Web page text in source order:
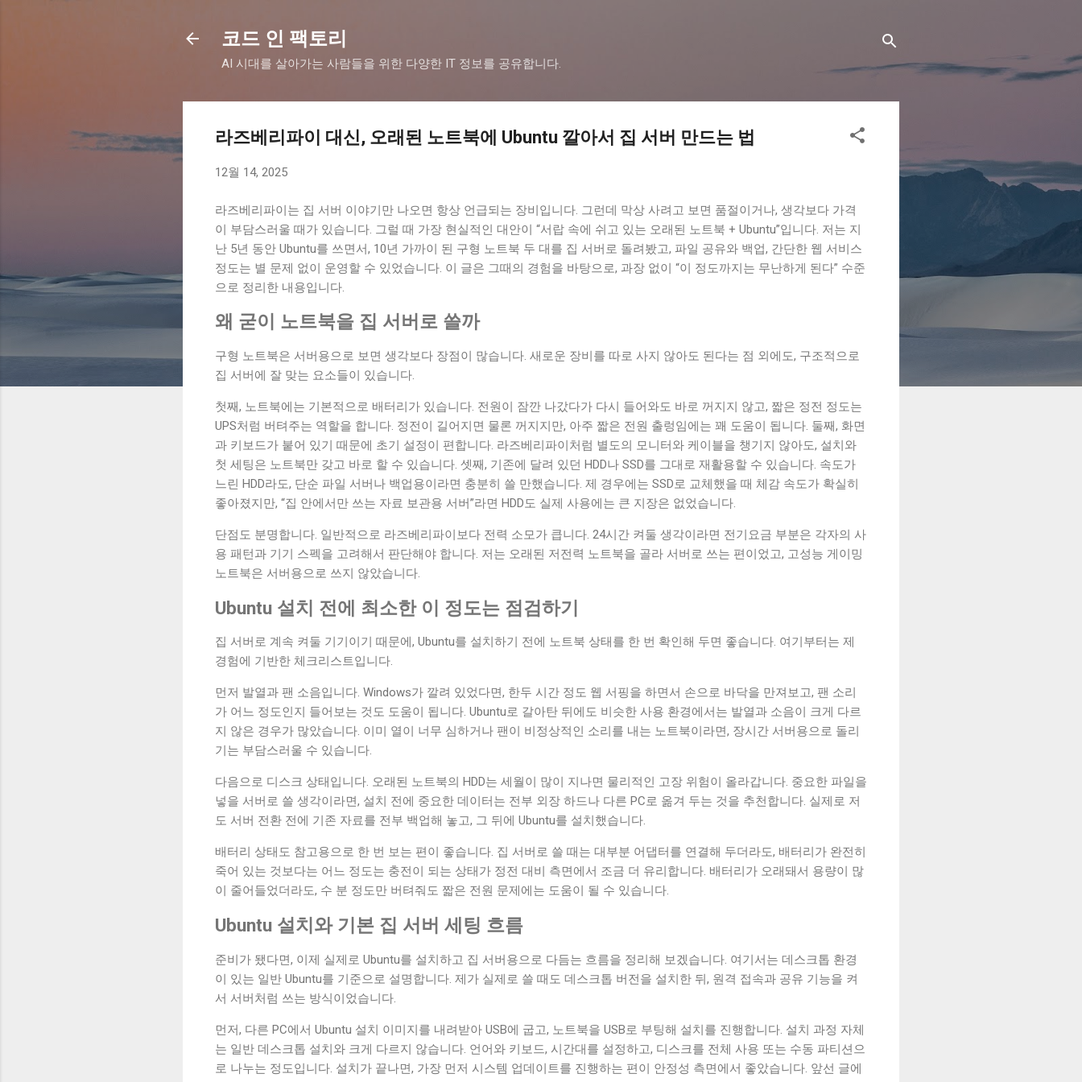
코드 인 팩토리
AI 시대를 살아가는 사람들을 위한 다양한 IT 정보를 공유합니다.
라즈베리파이 대신, 오래된 노트북에 Ubuntu 깔아서 집 서버 만드는 법
12월 14, 2025
라즈베리파이는 집 서버 이야기만 나오면 항상 언급되는 장비입니다. 그런데 막상 사려고 보면 품절이거나, 생각보다 가격
이 부담스러울 때가 있습니다. 그럴 때 가장 현실적인 대안이 “서랍 속에 쉬고 있는 오래된 노트북 + Ubuntu”입니다. 저는 지
난 5년 동안 Ubuntu를 쓰면서, 10년 가까이 된 구형 노트북 두 대를 집 서버로 돌려봤고, 파일 공유와 백업, 간단한 웹 서비스
정도는 별 문제 없이 운영할 수 있었습니다. 이 글은 그때의 경험을 바탕으로, 과장 없이 “이 정도까지는 무난하게 된다” 수준
으로 정리한 내용입니다.
왜 굳이 노트북을 집 서버로 쓸까
구형 노트북은 서버용으로 보면 생각보다 장점이 많습니다. 새로운 장비를 따로 사지 않아도 된다는 점 외에도, 구조적으로
집 서버에 잘 맞는 요소들이 있습니다.
첫째, 노트북에는 기본적으로 배터리가 있습니다. 전원이 잠깐 나갔다가 다시 들어와도 바로 꺼지지 않고, 짧은 정전 정도는
UPS처럼 버텨주는 역할을 합니다. 정전이 길어지면 물론 꺼지지만, 아주 짧은 전원 출렁임에는 꽤 도움이 됩니다. 둘째, 화면
과 키보드가 붙어 있기 때문에 초기 설정이 편합니다. 라즈베리파이처럼 별도의 모니터와 케이블을 챙기지 않아도, 설치와
첫 세팅은 노트북만 갖고 바로 할 수 있습니다. 셋째, 기존에 달려 있던 HDD나 SSD를 그대로 재활용할 수 있습니다. 속도가
느린 HDD라도, 단순 파일 서버나 백업용이라면 충분히 쓸 만했습니다. 제 경우에는 SSD로 교체했을 때 체감 속도가 확실히
좋아졌지만, “집 안에서만 쓰는 자료 보관용 서버”라면 HDD도 실제 사용에는 큰 지장은 없었습니다.
단점도 분명합니다. 일반적으로 라즈베리파이보다 전력 소모가 큽니다. 24시간 켜둘 생각이라면 전기요금 부분은 각자의 사
용 패턴과 기기 스펙을 고려해서 판단해야 합니다. 저는 오래된 저전력 노트북을 골라 서버로 쓰는 편이었고, 고성능 게이밍
노트북은 서버용으로 쓰지 않았습니다.
Ubuntu 설치 전에 최소한 이 정도는 점검하기
집 서버로 계속 켜둘 기기이기 때문에, Ubuntu를 설치하기 전에 노트북 상태를 한 번 확인해 두면 좋습니다. 여기부터는 제
경험에 기반한 체크리스트입니다.
먼저 발열과 팬 소음입니다. Windows가 깔려 있었다면, 한두 시간 정도 웹 서핑을 하면서 손으로 바닥을 만져보고, 팬 소리
가 어느 정도인지 들어보는 것도 도움이 됩니다. Ubuntu로 갈아탄 뒤에도 비슷한 사용 환경에서는 발열과 소음이 크게 다르
지 않은 경우가 많았습니다. 이미 열이 너무 심하거나 팬이 비정상적인 소리를 내는 노트북이라면, 장시간 서버용으로 돌리
기는 부담스러울 수 있습니다.
다음으로 디스크 상태입니다. 오래된 노트북의 HDD는 세월이 많이 지나면 물리적인 고장 위험이 올라갑니다. 중요한 파일을
넣을 서버로 쓸 생각이라면, 설치 전에 중요한 데이터는 전부 외장 하드나 다른 PC로 옮겨 두는 것을 추천합니다. 실제로 저
도 서버 전환 전에 기존 자료를 전부 백업해 놓고, 그 뒤에 Ubuntu를 설치했습니다.
배터리 상태도 참고용으로 한 번 보는 편이 좋습니다. 집 서버로 쓸 때는 대부분 어댑터를 연결해 두더라도, 배터리가 완전히
죽어 있는 것보다는 어느 정도는 충전이 되는 상태가 정전 대비 측면에서 조금 더 유리합니다. 배터리가 오래돼서 용량이 많
이 줄어들었더라도, 수 분 정도만 버텨줘도 짧은 전원 문제에는 도움이 될 수 있습니다.
Ubuntu 설치와 기본 집 서버 세팅 흐름
준비가 됐다면, 이제 실제로 Ubuntu를 설치하고 집 서버용으로 다듬는 흐름을 정리해 보겠습니다. 여기서는 데스크톱 환경
이 있는 일반 Ubuntu를 기준으로 설명합니다. 제가 실제로 쓸 때도 데스크톱 버전을 설치한 뒤, 원격 접속과 공유 기능을 켜
서 서버처럼 쓰는 방식이었습니다.
먼저, 다른 PC에서 Ubuntu 설치 이미지를 내려받아 USB에 굽고, 노트북을 USB로 부팅해 설치를 진행합니다. 설치 과정 자체
는 일반 데스크톱 설치와 크게 다르지 않습니다. 언어와 키보드, 시간대를 설정하고, 디스크를 전체 사용 또는 수동 파티션으
로 나누는 정도입니다. 설치가 끝나면, 가장 먼저 시스템 업데이트를 진행하는 편이 안정성 측면에서 좋았습니다. 앞선 글에